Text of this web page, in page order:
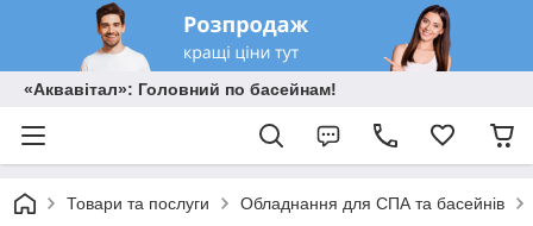
«Аквавітал»: Головний по басейнам!
Товари та послуги Обладнання для СПА та басейнів